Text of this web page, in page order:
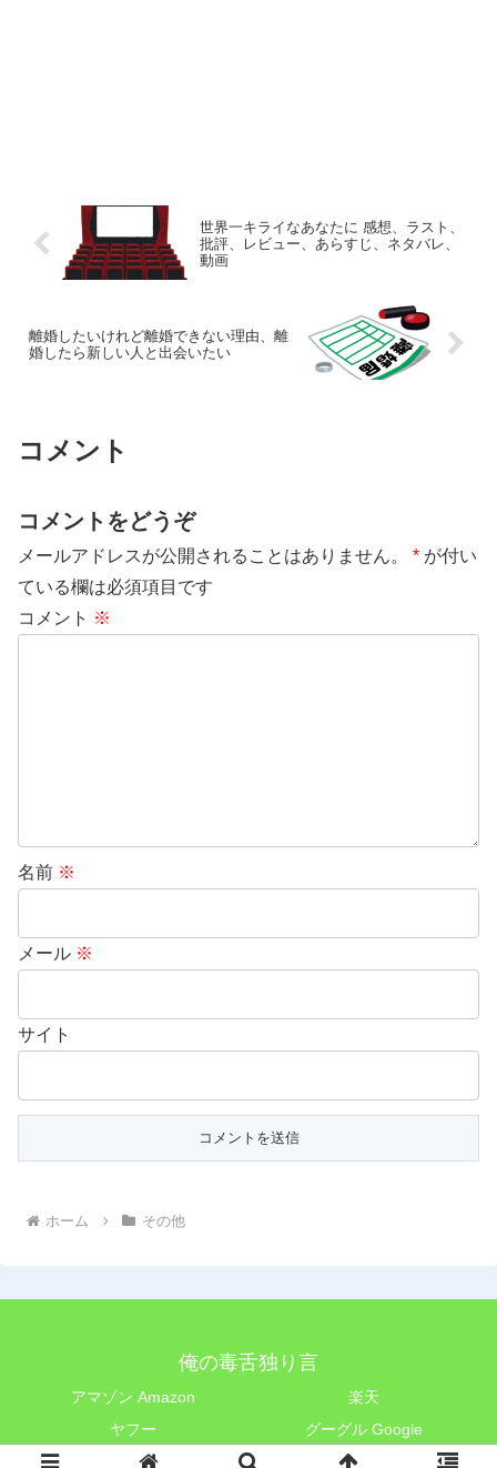
世界一キライなあなたに 感想、ラスト、
批評、レビュー、あらすじ、ネタバレ、
動画
離婚したいけれど離婚できない理由、離
婚したら新しい人と出会いたい
コメント
コメントをどうぞ
メールアドレスが公開されることはありません。 * が付い
ている欄は必須項目です
コメント ※
名前 ※
メール ※
サイト
ホーム その他
俺の毒舌独り言
アマゾン Amazon
楽天
ヤフー
グーグル Google